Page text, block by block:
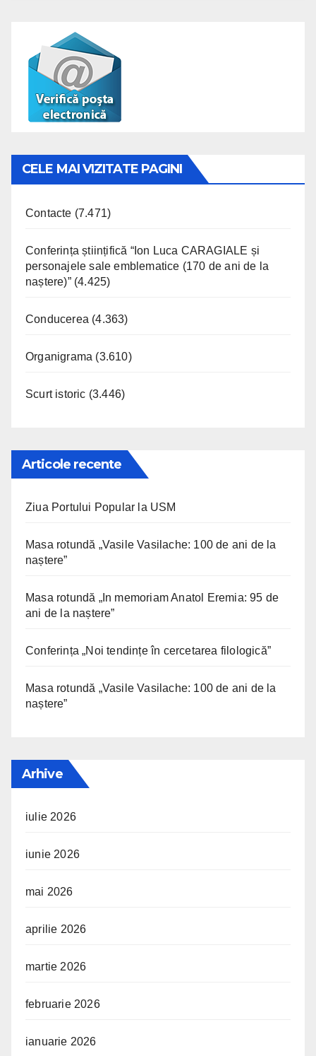
CELE MAI VIZITATE PAGINI
Contacte (7.471)
Conferința științifică “Ion Luca CARAGIALE și
personajele sale emblematice (170 de ani de la
naștere)” (4.425)
Conducerea (4.363)
Organigrama (3.610)
Scurt istoric (3.446)
Articole recente
Ziua Portului Popular la USM
Masa rotundă „Vasile Vasilache: 100 de ani de la
naștere”
Masa rotundă „In memoriam Anatol Eremia: 95 de
ani de la naștere”
Conferința „Noi tendințe în cercetarea filologică”
Masa rotundă „Vasile Vasilache: 100 de ani de la
naștere”
Arhive
iulie 2026
iunie 2026
mai 2026
aprilie 2026
martie 2026
februarie 2026
ianuarie 2026